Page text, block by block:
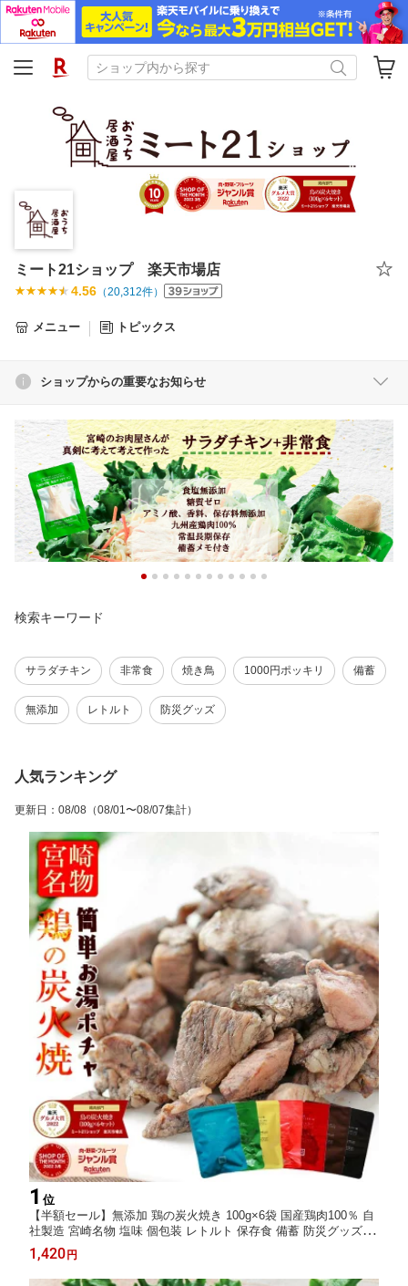
ミート21ショップ 楽天市場店
4.56 （20,312件）
メニュー トピックス
ショップからの重要なお知らせ
検索キーワード
サラダチキン 非常食 焼き鳥 1000円ポッキリ 備蓄
無添加 レトルト 防災グッズ
人気ランキング
更新日 ： 08/08 （08/01〜08/07集計）
1 位
【半額セール】無添加 鶏の炭火焼き 100g×6袋 国産鶏肉100％ 自
社製造 宮崎名物 塩味 個包装 レトルト 保存食 備蓄 防災グッズ 防
災食 ローリングストック 送料無料 高評価★4.5 レビュー5900件
超 晩酌 家飲み 時短おかず お弁当 食料 食べ物 食品 九州グルメ
定番人気
1,420 円